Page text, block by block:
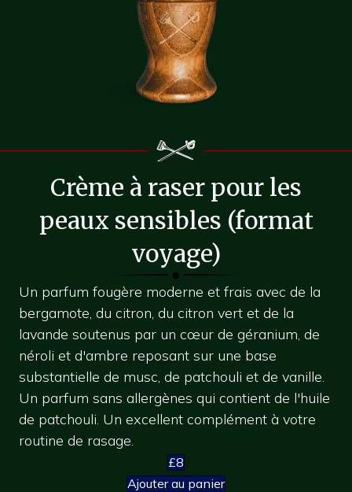
Crème à raser pour les
peaux sensibles (format
voyage)
Un parfum fougère moderne et frais avec de la
bergamote, du citron, du citron vert et de la
lavande soutenus par un cœur de géranium, de
néroli et d'ambre reposant sur une base
substantielle de musc, de patchouli et de vanille.
Un parfum sans allergènes qui contient de l'huile
de patchouli. Un excellent complément à votre
routine de rasage.
£8
Ajouter au panier